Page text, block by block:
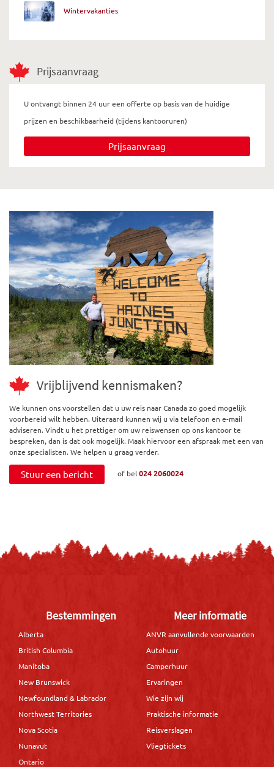
Wintervakanties
Prijsaanvraag
U ontvangt binnen 24 uur een offerte op basis van de huidige
prijzen en beschikbaarheid (tijdens kantooruren)
Prijsaanvraag
Vrijblijvend kennismaken?
We kunnen ons voorstellen dat u uw reis naar Canada zo goed mogelijk
voorbereid wilt hebben. Uiteraard kunnen wij u via telefoon en e-mail
adviseren. Vindt u het prettiger om uw reiswensen op ons kantoor te
bespreken, dan is dat ook mogelijk. Maak hiervoor een afspraak met een van
onze specialisten. We helpen u graag verder.
Stuur een bericht of bel024 2060024
Bestemmingen
Alberta
British Columbia
Manitoba
New Brunswick
Newfoundland & Labrador
Northwest Territories
Nova Scotia
Nunavut
Ontario
Meer informatie
ANVR aanvullende voorwaarden
Autohuur
Camperhuur
Ervaringen
Wie zijn wij
Praktische informatie
Reisverslagen
Vliegtickets